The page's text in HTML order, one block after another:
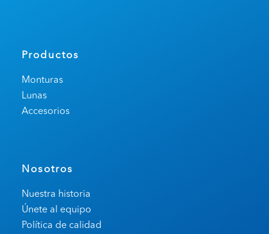
Productos
Monturas
Lunas
Accesorios
Nosotros
Nuestra historia
Únete al equipo
Política de calidad